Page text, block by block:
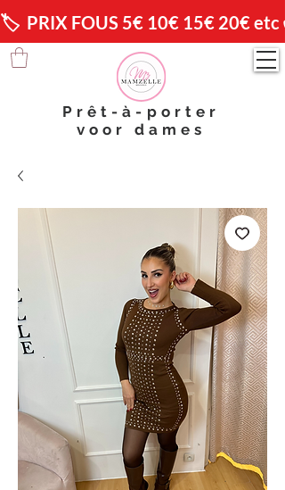
🏷️  PRIX FOUS 5€ 10€ 15€ 20€ etc
Prêt-à-porter
voor dames